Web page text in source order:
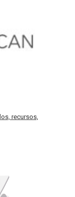
recursos,